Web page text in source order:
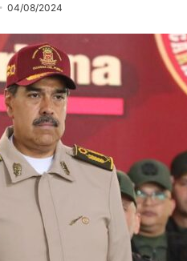
04/08/2024